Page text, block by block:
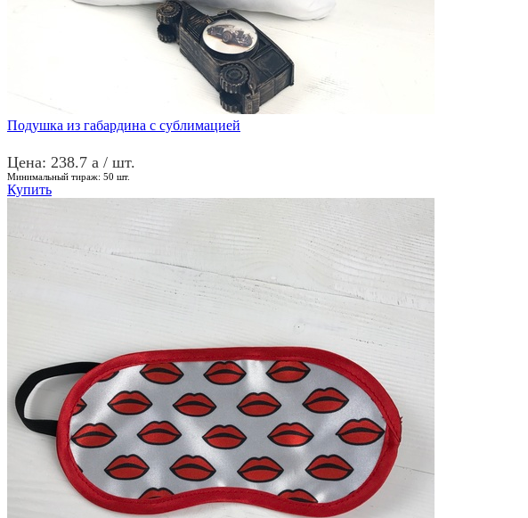
Подушка из габардина с сублимацией
Цена: 238.7 a / шт.
Минимальный тираж: 50 шт.
Купить